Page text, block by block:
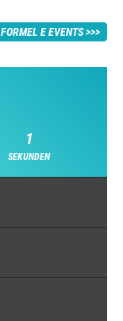
FORMEL E EVENTS
59
SEKUNDEN